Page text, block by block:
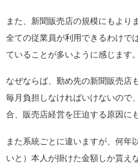
また、新聞販売店の規模にもより
全ての従業員が利用できるわけで
ていることが多いように感じます。
なぜならば、勤め先の新聞販売店
毎月負担しなければいけないので
合、販売店経営を圧迫する原因に
また系統ごとに違いますが、何年
いと）本人が掛けた金額しか貰え